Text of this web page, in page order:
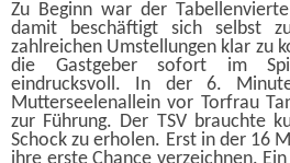
Kontakt
Impressum
Zu Beginn war der
damit beschäftigt sich selbst
zahlreichen Umstellungen klar zu
die Gastgeber sofort im
eindrucksvoll. In der 6.
Mutterseelenallein vor Torfrau
zur Führung. Der TSV brauchte
Schock zu erholen. Erst in der 16
ihre erste Chance verzeichnen.